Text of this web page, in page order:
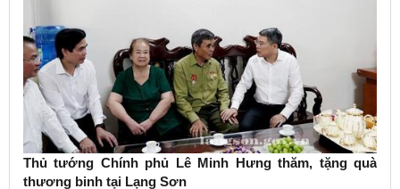
Thủ tướng Chính phủ Lê Minh Hưng thăm, tặng quà
thương binh tại Lạng Sơn